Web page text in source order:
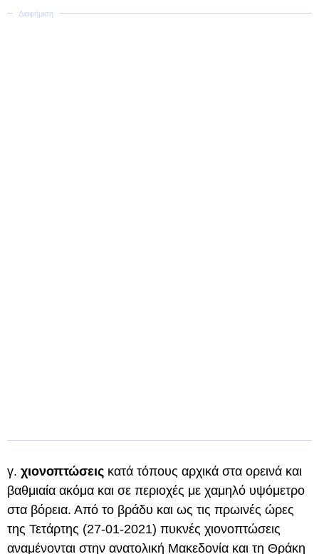
γ. χιονοπτώσεις κατά τόπους αρχικά στα ορεινά και
βαθμιαία ακόμα και σε περιοχές με χαμηλό υψόμετρο
στα βόρεια. Από το βράδυ και ως τις πρωινές ώρες
της Τετάρτης (27-01-2021) πυκνές χιονοπτώσεις
αναμένονται στην ανατολική Μακεδονία και τη Θράκη